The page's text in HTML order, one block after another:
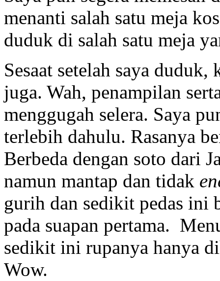
menanti salah satu meja
duduk di salah satu meja
Sesaat setelah saya duduk,
juga. Wah, penampilan
menggugah selera. Saya
terlebih dahulu. Rasanya
Berbeda dengan soto dari
namun mantap dan tidak
gurih dan sedikit pedas ini
pada suapan pertama.
sedikit ini rupanya hanya
Wow.